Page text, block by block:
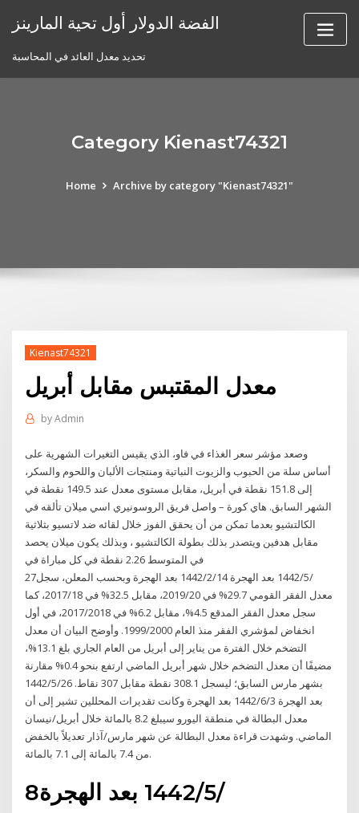
الفضة الدولار أول تحية المارينز
تحديد معدل العائد في المحاسبة
Category Kienast74321
Home Archive by category "Kienast74321"
Kienast74321
معدل المقتبس مقابل أبريل
byAdmin
وصعد مؤشر سعر الغذاء في فاو، الذي يقيس التغيرات الشهرية على
أساس سلة من الحبوب والزيوت النباتية ومنتجات الألبان واللحوم والسكر،
إلى 151.8 نقطة في أبريل، مقابل مستوى معدل عند 149.5 نقطة في
الشهر السابق. هاي كورة – واصل فريق الروسونيري اسي ميلان تألقه في
الكالتشيو بعدما تمكن من أن يحقق الفوز خلال لقائه ضد لاتسيو بثلاثية
مقابل هدفين ويتصدر بذلك بطولة الكالتشيو ، وبذلك يكون ميلان يحصد
في المتوسط 2.26 نقطة في كل مباراة في
27‏‏/5‏‏/1442 بعد الهجرة 14‏‏/2‏‏/1442 بعد الهجرة وبحسب المعلن، سجل
معدل الفقر القومي 29.7% في 2019/20، مقابل 32.5% في 2017/18، كما
سجل معدل الفقر المدقع 4.5%، مقابل 6.2% في 2017/2018، في أول
انخفاض لمؤشري الفقر منذ العام 1999/2000. وأوضح البيان أن معدل
التضخم خلال الفترة من يناير إلى أبريل من العام الجاري بلغ 13.1%،
مضيفًا أن معدل التضخم خلال شهر أبريل الماضي ارتفع بنحو 0.4% مقارنة
بشهر مارس السابق؛ ليسجل 308.1 نقطة مقابل 307 نقاط. 26‏‏/5‏‏/1442
بعد الهجرة 3‏‏/6‏‏/1442 بعد الهجرة وكانت تقديرات المحللين تشير إلى أن
معدل البطالة في منطقة اليورو سيبلغ 8.2 بالمائة خلال أبريل/نيسان
الماضي. وشهدت قراءة معدل البطالة عن شهر مارس/آذار تعديلاً بالخفض
من 7.4 بالمائة إلى 7.1 بالمائة.
8‏‏/5‏‏/1442 بعد الهجرة